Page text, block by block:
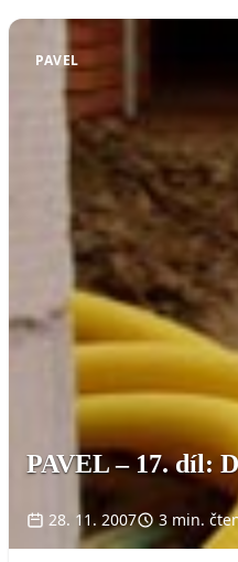
PAVEL
PAVEL – 17. díl:
28. 11. 2007 3 min.